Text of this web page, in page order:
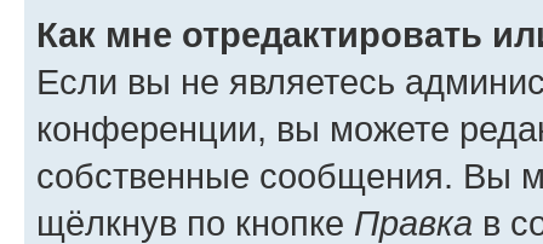
Как мне отредактировать
Если вы не являетесь
конференции, вы можете
собственные сообщения. Вы
щёлкнув по кнопке Правка в